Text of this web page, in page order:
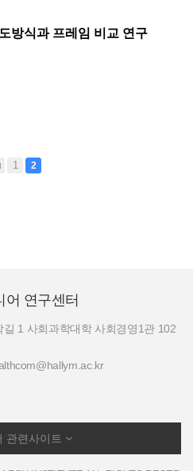
방식과 프레임 비교 연구
1 2
연구센터
1 사회과학대학 사회경영1관 102
관련사이트